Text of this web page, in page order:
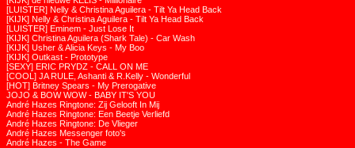
[LUISTER] Nelly & Christina Aguilera - Tilt Ya Head Back
[KIJK] Nelly & Christina Aguilera - Tilt Ya Head Back
[LUISTER] Eminem - Just Lose It
[KIJK] Christina Aguilera (Shark Tale) - Car Wash
[KIJK] Usher & Alicia Keys - My Boo
[KIJK] Outkast - Prototype
[SEXY] ERIC PRYDZ - CALL ON ME
[COOL] JA RULE, Ashanti & R.Kelly - Wonderful
[HOT] Britney Spears - My Prerogative
JOJO & BOW WOW - BABY IT'S YOU
André Hazes Ringtone: Zij Gelooft In Mij
André Hazes Ringtone: Een Beetje Verliefd
André Hazes Ringtone: De Vlieger
André Hazes Messenger foto's
André Hazes - The Game